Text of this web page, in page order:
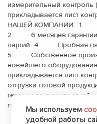
измерительный
прикладывается лист
НАШЕЙ КОМПАНИИ: 1.
2. 6 месяцев
партий 4. Пробная
5. Собственное
новейшего
прикладывается лист
отгрузка готовой
терминала
года
Мы используем
удобной работы